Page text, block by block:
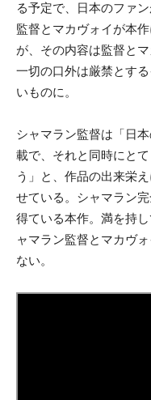
る予定で、日本のファ
監督とマカヴォイが本
が、その内容は監督と
一切の口外は厳禁とす
いものに。
シャマラン監督は「日
載で、それと同時にと
う」と、作品の出来栄
せている。シャマラン
得ている本作。満を持
ャマラン監督とマカヴ
ない。